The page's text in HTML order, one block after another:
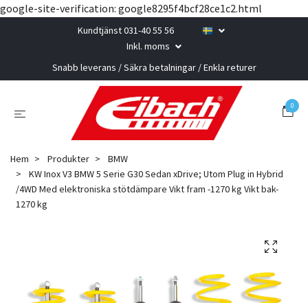
google-site-verification: google8295f4bcf28ce1c2.html
Kundtjänst 031-40 55 56
Inkl. moms
Snabb leverans / Säkra betalningar / Enkla returer
0
Hem Produkter
BMW
KW Inox V3 BMW 5 Serie G30 Sedan xDrive; Utom Plug in Hybrid
/4WD Med elektroniska stötdämpare Vikt fram -1270 kg Vikt bak-
1270 kg